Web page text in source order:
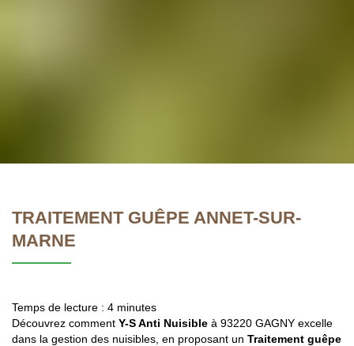
TRAITEMENT GUÊPE ANNET-SUR-
MARNE
Temps de lecture : 4 minutes
Découvrez comment Y-S Anti Nuisible à 93220 GAGNY excelle
dans la gestion des nuisibles, en proposant un Traitement guêpe